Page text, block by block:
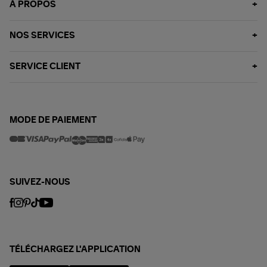
À PROPOS
NOS SERVICES
SERVICE CLIENT
MODE DE PAIEMENT
SUIVEZ-NOUS
TÉLÉCHARGEZ L'APPLICATION